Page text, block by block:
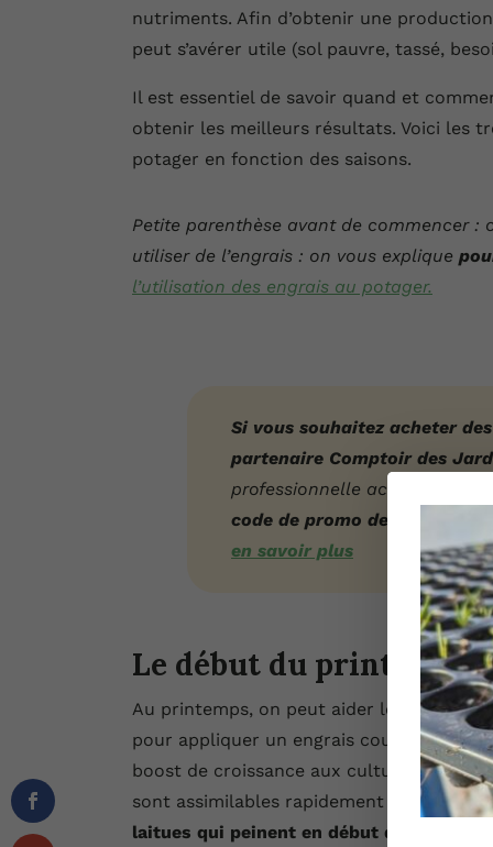
nutriments. Afin d’obtenir une
peut s’avérer utile (sol pauvre, tassé,
Il est essentiel de savoir quand et
obtenir les meilleurs résultats. Voici les
potager en fonction des saisons.
Petite parenthèse avant de commencer :
utiliser de l’engrais : on vous explique
l’utilisation des engrais au potager.
Si vous souhaitez acheter
partenaire Comptoir des
professionnelle accessible aux
code de promo de 10%
sur
en savoir plus
Le début du printemps
Au printemps, on peut aider les plantes
pour appliquer un engrais coup de
boost de croissance aux cultures de
sont assimilables rapidement par les
laitues qui peinent en début de saison